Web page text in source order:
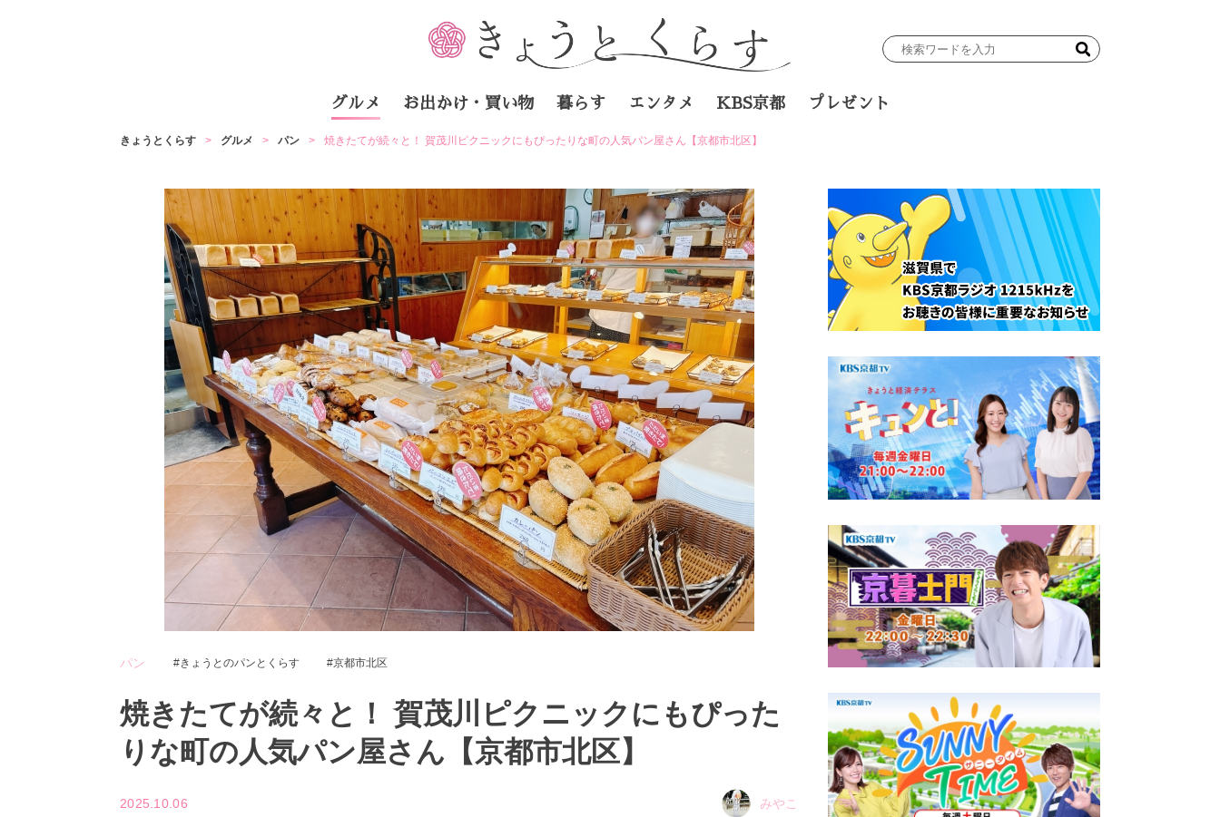
検
力
グルメ お出かけ・買い物 暮らす エンタメ KBS京都 プレゼント
きょうとくらす グルメ パン 焼きたてが続々と！ 賀茂川ピクニックにもぴったりな町の人気パン屋さん【京都市北区】
パン きょうとのパンとくらす 京都市北区
焼きたてが続々と！ 賀茂川ピクニックにもぴった
りな町の人気パン屋さん【京都市北区】
2025.10.06 みやこ